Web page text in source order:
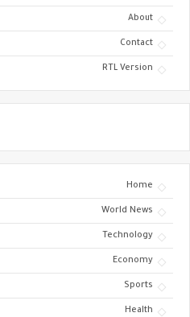
About
Contact
RTL Version
Home
World News
Technology
Economy
Sports
Health